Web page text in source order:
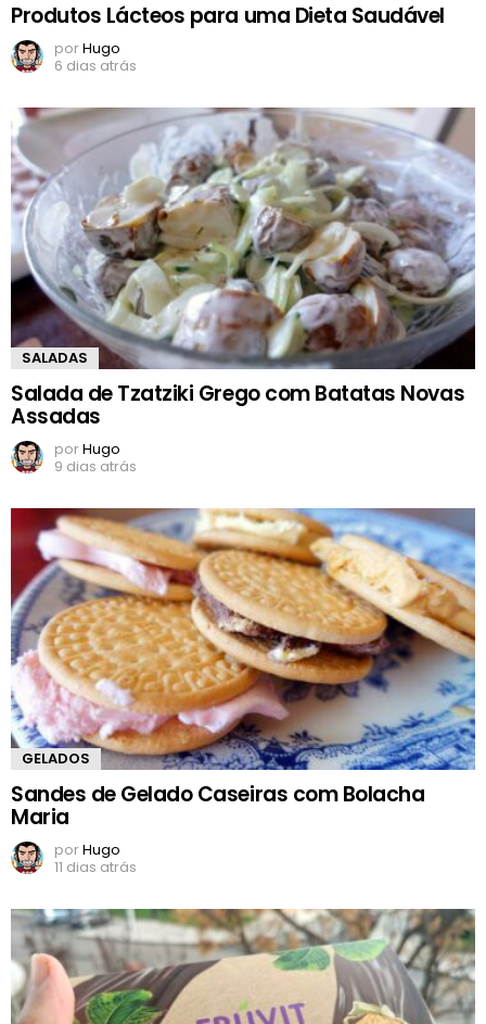
Produtos Lácteos para uma Dieta Saudável
porHugo
6 dias atrás
SALADAS
Salada de Tzatziki Grego com Batatas Novas
Assadas
porHugo
9 dias atrás
GELADOS
Sandes de Gelado Caseiras com Bolacha
Maria
porHugo
11 dias atrás